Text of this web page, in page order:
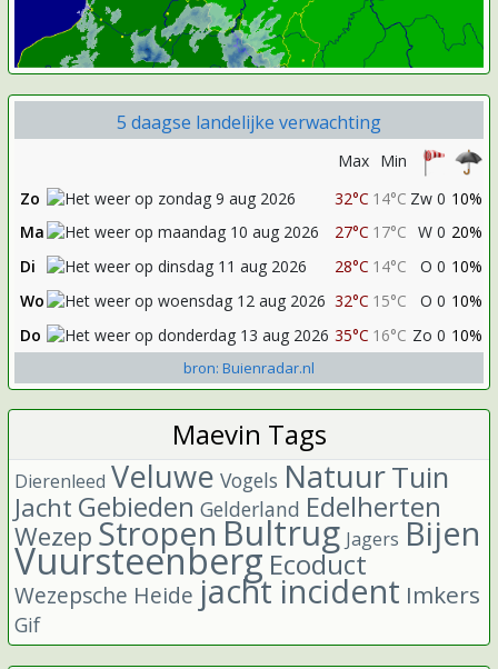
5 daagse landelijke verwachting
Max Min
Zo
32°C 14°C Zw 0 10%
Ma
27°C 17°C W 0 20%
Di
28°C 14°C O 0 10%
Wo
32°C 15°C O 0 10%
Do
35°C 16°C Zo 0 10%
bron: Buienradar.nl
Maevin Tags
Dierenleed Veluwe Vogels NatuurTuin
Jacht Gebieden Gelderland Edelherten
Wezep Stropen Bultrug Jagers Bijen
Vuursteenberg Ecoduct
Wezepsche Heide jacht incident Imkers
Gif